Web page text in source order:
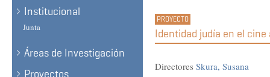
Institucional
Junta
Áreas de Investigación
Proyectos
Identidad judía en el
Directores Skura, Susana